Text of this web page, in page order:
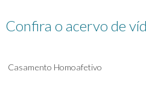
Confira o acervo de
Casamento Homoafetivo